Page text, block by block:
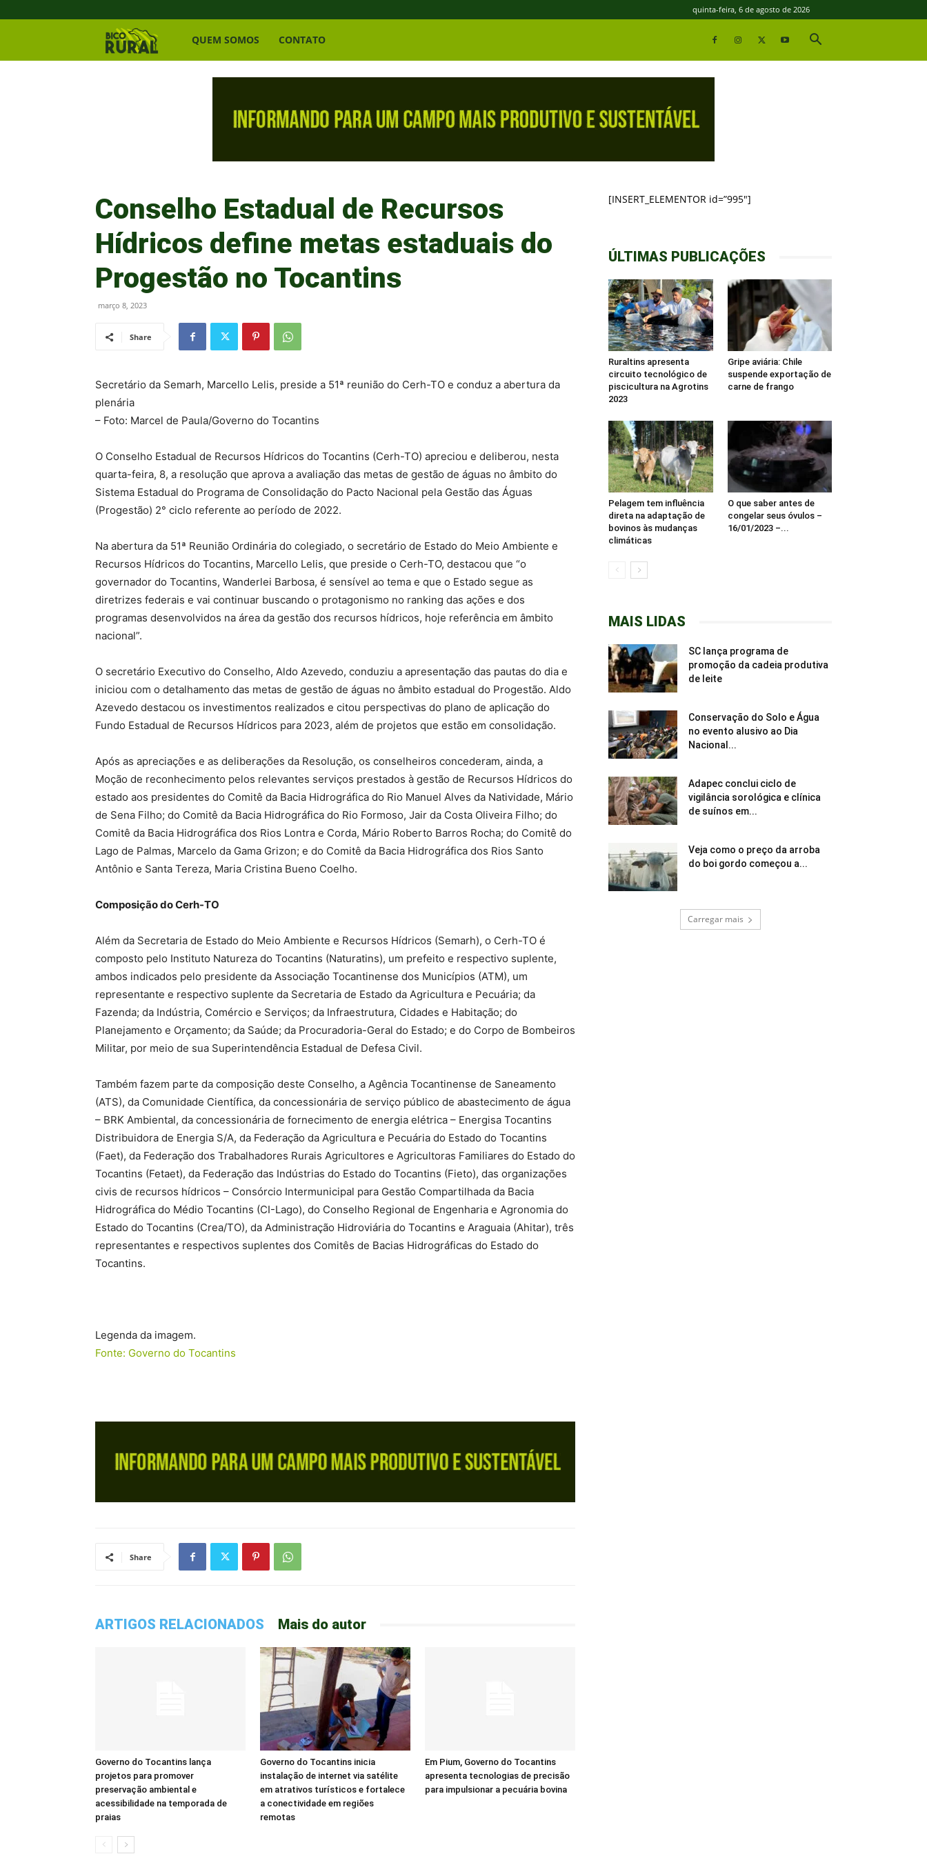
quinta-feira, 6 de agosto de 2026
Bico
QUEM SOMOS CONTATO
Conselho Estadual de Recursos
Hídricos define metas estaduais do
Progestão no Tocantins
março 8, 2023
Share
Secretário da Semarh, Marcello Lelis, preside a 51ª reunião do Cerh-TO e conduz a abertura da
plenária
– Foto: Marcel de Paula/Governo do Tocantins
O Conselho Estadual de Recursos Hídricos do Tocantins (Cerh-TO) apreciou e deliberou, nesta
quarta-feira, 8, a resolução que aprova a avaliação das metas de gestão de águas no âmbito do
Sistema Estadual do Programa de Consolidação do Pacto Nacional pela Gestão das Águas
(Progestão) 2° ciclo referente ao período de 2022.
Na abertura da 51ª Reunião Ordinária do colegiado, o secretário de Estado do Meio Ambiente e
Recursos Hídricos do Tocantins, Marcello Lelis, que preside o Cerh-TO, destacou que “o
governador do Tocantins, Wanderlei Barbosa, é sensível ao tema e que o Estado segue as
diretrizes federais e vai continuar buscando o protagonismo no ranking das ações e dos
programas desenvolvidos na área da gestão dos recursos hídricos, hoje referência em âmbito
nacional”.
O secretário Executivo do Conselho, Aldo Azevedo, conduziu a apresentação das pautas do dia e
iniciou com o detalhamento das metas de gestão de águas no âmbito estadual do Progestão. Aldo
Azevedo destacou os investimentos realizados e citou perspectivas do plano de aplicação do
Fundo Estadual de Recursos Hídricos para 2023, além de projetos que estão em consolidação.
Após as apreciações e as deliberações da Resolução, os conselheiros concederam, ainda, a
Moção de reconhecimento pelos relevantes serviços prestados à gestão de Recursos Hídricos do
estado aos presidentes do Comitê da Bacia Hidrográfica do Rio Manuel Alves da Natividade, Mário
de Sena Filho; do Comitê da Bacia Hidrográfica do Rio Formoso, Jair da Costa Oliveira Filho; do
Comitê da Bacia Hidrográfica dos Rios Lontra e Corda, Mário Roberto Barros Rocha; do Comitê do
Lago de Palmas, Marcelo da Gama Grizon; e do Comitê da Bacia Hidrográfica dos Rios Santo
Antônio e Santa Tereza, Maria Cristina Bueno Coelho.
Composição do Cerh-TO
Além da Secretaria de Estado do Meio Ambiente e Recursos Hídricos (Semarh), o Cerh-TO é
composto pelo Instituto Natureza do Tocantins (Naturatins), um prefeito e respectivo suplente,
ambos indicados pelo presidente da Associação Tocantinense dos Municípios (ATM), um
representante e respectivo suplente da Secretaria de Estado da Agricultura e Pecuária; da
Fazenda; da Indústria, Comércio e Serviços; da Infraestrutura, Cidades e Habitação; do
Planejamento e Orçamento; da Saúde; da Procuradoria-Geral do Estado; e do Corpo de Bombeiros
Militar, por meio de sua Superintendência Estadual de Defesa Civil.
Também fazem parte da composição deste Conselho, a Agência Tocantinense de Saneamento
(ATS), da Comunidade Científica, da concessionária de serviço público de abastecimento de água
– BRK Ambiental, da concessionária de fornecimento de energia elétrica – Energisa Tocantins
Distribuidora de Energia S/A, da Federação da Agricultura e Pecuária do Estado do Tocantins
(Faet), da Federação dos Trabalhadores Rurais Agricultores e Agricultoras Familiares do Estado do
Tocantins (Fetaet), da Federação das Indústrias do Estado do Tocantins (Fieto), das organizações
civis de recursos hídricos – Consórcio Intermunicipal para Gestão Compartilhada da Bacia
Hidrográfica do Médio Tocantins (CI-Lago), do Conselho Regional de Engenharia e Agronomia do
Estado do Tocantins (Crea/TO), da Administração Hidroviária do Tocantins e Araguaia (Ahitar), três
representantes e respectivos suplentes dos Comitês de Bacias Hidrográficas do Estado do
Tocantins.
Legenda da imagem.
Fonte: Governo do Tocantins
Share
ARTIGOS RELACIONADOS Mais do autor
Governo do Tocantins lança
projetos para promover
preservação ambiental e
acessibilidade na temporada de
praias
Governo do Tocantins inicia
instalação de internet via satélite
em atrativos turísticos e fortalece
a conectividade em regiões
remotas
Em Pium, Governo do Tocantins
apresenta tecnologias de precisão
para impulsionar a pecuária bovina
[INSERT_ELEMENTOR id=”995″]
ÚLTIMAS PUBLICAÇÕES
Ruraltins apresenta
circuito tecnológico de
piscicultura na Agrotins
2023
Gripe aviária: Chile
suspende exportação de
carne de frango
Pelagem tem influência
direta na adaptação de
bovinos às mudanças
climáticas
O que saber antes de
congelar seus óvulos –
16/01/2023 –...
MAIS LIDAS
SC lança programa de
promoção da cadeia produtiva
de leite
Conservação do Solo e Água
no evento alusivo ao Dia
Nacional...
Adapec conclui ciclo de
vigilância sorológica e clínica
de suínos em...
Veja como o preço da arroba
do boi gordo começou a...
Carregar mais